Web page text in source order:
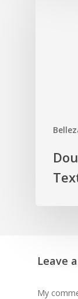
Leave
My